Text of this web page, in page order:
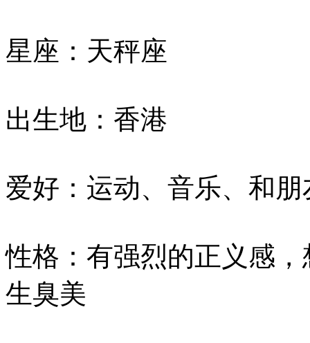
星座：天秤座
出生地：香港
爱好：运动、音乐、和朋
性格：有强烈的正义感
生臭美